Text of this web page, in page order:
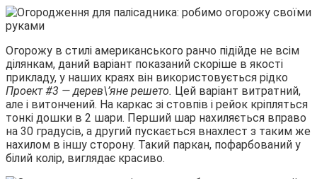
Огорожу в стилі американського ранчо підійде не всім
ділянкам, даний варіант показаний скоріше в якості
прикладу, у наших краях він використовується рідко
Проект #3 — дерев\’яне решето. Цей варіант витратний,
але і витончений. На каркас зі стовпів і рейок кріпляться
тонкі дошки в 2 шари. Перший шар нахиляється вправо
на 30 градусів, а другий пускається внахлест з таким же
нахилом в іншу сторону. Такий паркан, пофарбований у
білий колір, виглядає красиво.